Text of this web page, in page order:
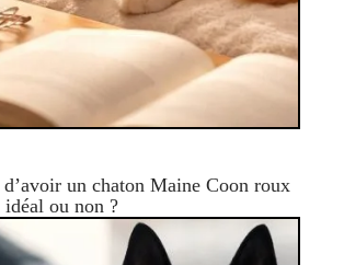
un chaton Maine Coon roux
idéal ou non ?